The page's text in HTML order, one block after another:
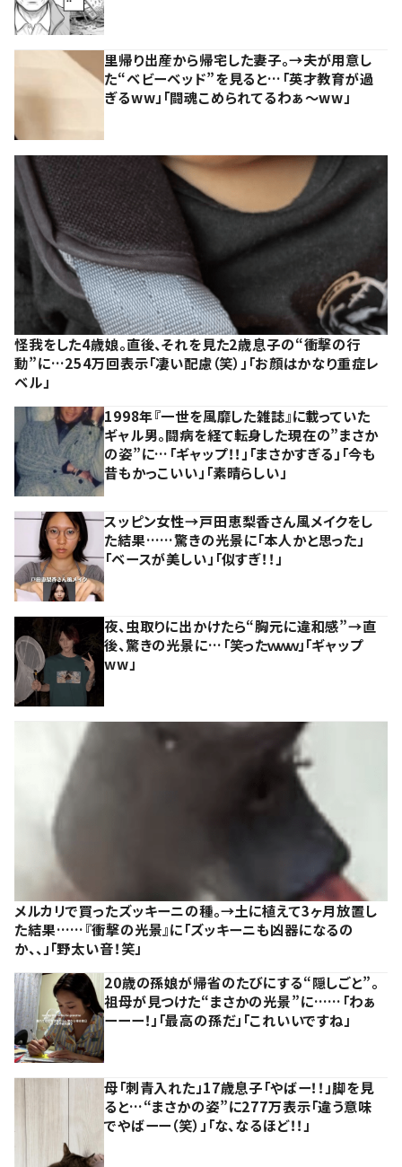
里帰り出産から帰宅した妻子。→夫が用意し
た“ベビーベッド”を見ると…「英才教育が過
ぎるww」「闘魂こめられてるわぁ～ww」
怪我をした4歳娘。直後、それを見た2歳息子の“衝撃の行
動”に…254万回表示「凄い配慮（笑）」「お顔はかなり重症レ
ベル」
1998年『一世を風靡した雑誌』に載っていた
ギャル男。闘病を経て転身した現在の”まさか
の姿”に…「ギャップ！！」「まさかすぎる」「今も
昔もかっこいい」「素晴らしい」
スッピン女性→戸田恵梨香さん風メイクをし
た結果……驚きの光景に「本人かと思った」
「ベースが美しい」「似すぎ！！」
夜、虫取りに出かけたら“胸元に違和感”→直
後、驚きの光景に…「笑ったｗｗｗ」「ギャップ
ww」
メルカリで買ったズッキーニの種。→土に植えて3ヶ月放置し
た結果……『衝撃の光景』に「ズッキーニも凶器になるの
か、、」「野太い音！笑」
20歳の孫娘が帰省のたびにする“隠しごと”。
祖母が見つけた“まさかの光景”に……「わぁ
ーーー！」「最高の孫だ」「これいいですね」
母「刺青入れた」17歳息子「やばー！！」脚を見
ると…“まさかの姿”に277万表示「違う意味
でやばーー（笑）」「な、なるほど！！」